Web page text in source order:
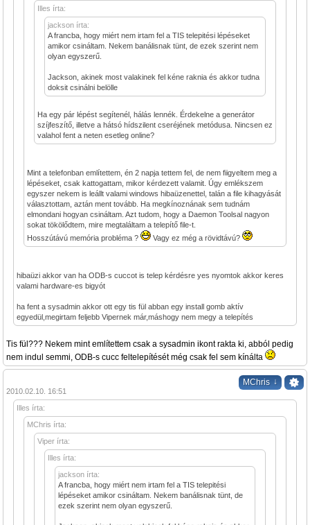
Illes írta:
jackson írta:
A francba, hogy miért nem irtam fel a TIS telepitési lépéseket
amikor csináltam. Nekem banálisnak tünt, de ezek szerint nem
olyan egyszerű.
Jackson, akinek most valakinek fel kéne raknia és akkor tudna
doksit csinálni belölle
Ha egy pár lépést segítenél, hálás lennék. Érdekelne a generátor
szíjfeszítő, illetve a hátsó hídszilent cseréjének metódusa. Nincsen ez
valahol fent a neten esetleg online?
Mint a telefonban említettem, én 2 napja tettem fel, de nem fiigyeltem meg a
lépéseket, csak kattogattam, mikor kérdezett valamit. Úgy emlékszem
egyszer nekem is leállt valami windows hibaüzenettel, talán a file kihagyását
választottam, aztán ment tovább. Ha megkínoznának sem tudnám
elmondani hogyan csináltam. Azt tudom, hogy a Daemon Toolsal nagyon
sokat tökölődtem, mire megtaláltam a telepítő file-t.
Hosszútávú memória probléma ?
Vagy ez még a rövidtávú?
hibaüzi akkor van ha ODB-s cuccot is telep kérdésre yes nyomtok akkor keres
valami hardware-es bigyót
ha fent a sysadmin akkor ott egy tis fül abban egy install gomb aktív
egyedül,megirtam feljebb Vipernek már,máshogy nem megy a telepítés
Tis fül??? Nekem mint említettem csak a sysadmin ikont rakta ki, abból pedig
nem indul semmi, ODB-s cucc feltelepítését még csak fel sem kínálta
MChris ↓
2010.02.10. 16:51
Illes írta:
MChris írta:
Viper írta:
Illes írta:
jackson írta:
A francba, hogy miért nem irtam fel a TIS telepitési
lépéseket amikor csináltam. Nekem banálisnak tünt, de
ezek szerint nem olyan egyszerű.